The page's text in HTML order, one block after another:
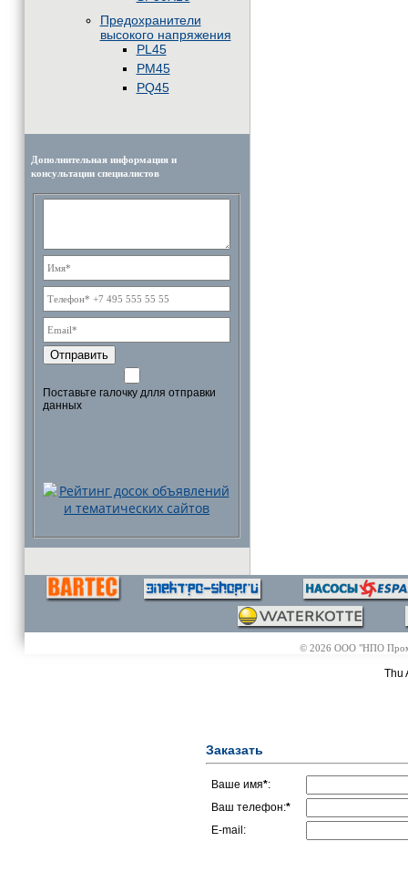
Предохранители
высокого напряжения
PL45
PM45
PQ45
Дополнительная информация и
консультации специалистов
Отправить
Поставьте галочку длля отправки
данных
© 2026 ООО "НПО
Thu
Заказать
Ваше имя*:
Ваш телефон:*
E-mail: